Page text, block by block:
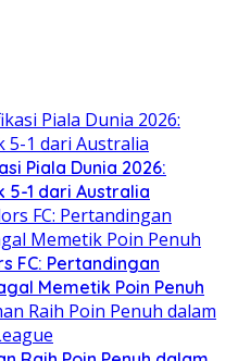
Piala Dunia 2026:
5-1 dari Australia
FC: Pertandingan
Memetik Poin Penuh